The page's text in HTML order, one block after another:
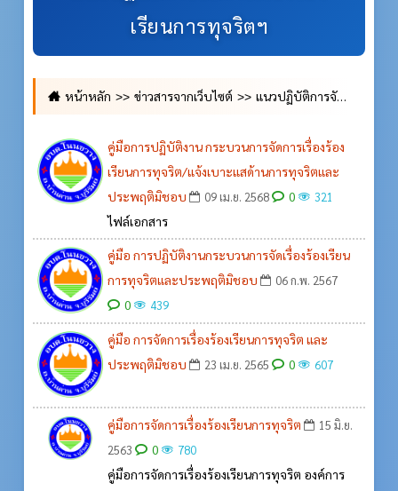
เรียนการทุจริตฯ
หน้าหลัก ข่าวสารจากเว็บไซต์ แนวปฏิบัติการจัดการเรื่องร้องเรียนการทุจริตฯ
คู่มือการปฏิบัติงาน กระบวนการจัดการเรื่องร้อง
เรียนการทุจริต/แจ้งเบาะแสด้านการทุจริตและ
ประพฤติมิชอบ
09 เม.ย. 2568 0 321
ไฟล์เอกสาร
คู่มือ การปฏิบัติงานกระบวนการจัดเรื่องร้องเรียน
การทุจริตและประพฤติมิชอบ
06 ก.พ. 2567
0 439
คู่มือ การจัดการเรื่องร้องเรียนการทุจริต และ
ประพฤติมิชอบ
23 เม.ย. 2565 0 607
คู่มือการจัดการเรื่องร้องเรียนการทุจริต
15 มิ.ย.
2563
0 780
คู่มือการจัดการเรื่องร้องเรียนการทุจริต องค์การ